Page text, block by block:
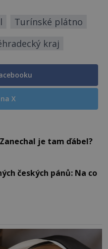
Turínské plátno
kraj
X
je tam ďábel?
českých pánů: Na co